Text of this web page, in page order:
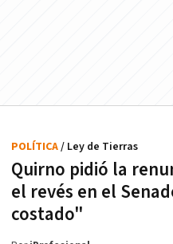
Quirno pidió la
el revés en el
costado"
POLÍTICA/ Ley de Tierras